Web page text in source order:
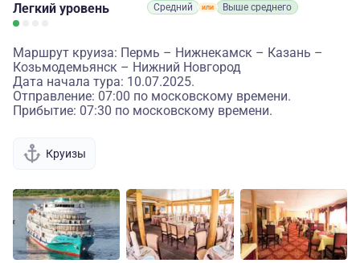
Легкий уровень Средний Выше среднего
Маршрут круиза: Пермь – Нижнекамск – Казань –
Козьмодемьянск – Нижний Новгород
Дата начала тура: 10.07.2025.
Отправление: 07:00 по московскому времени.
Прибытие: 07:30 по московскому времени.
Круизы